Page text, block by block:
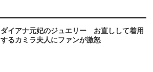
ダイアナ元妃のジュエリー お直しして着用
するカミラ夫人にファンが激怒